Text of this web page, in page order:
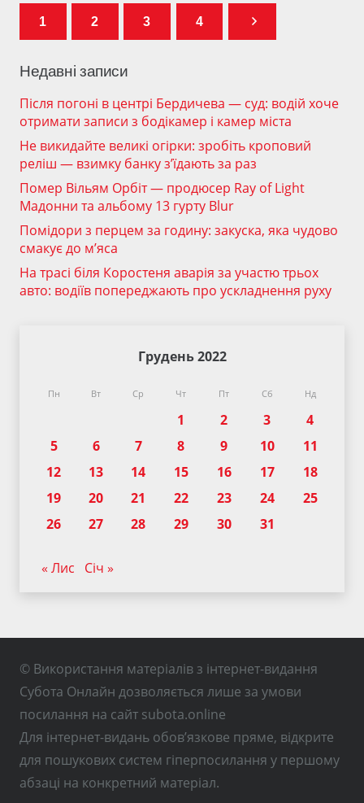
1 2 3 4
Недавні записи
Після погоні в центрі Бердичева — суд: водій хоче
отримати записи з бодікамер і камер міста
Не викидайте великі огірки: зробіть кроповий
реліш — взимку банку з’їдають за раз
Помер Вільям Орбіт — продюсер Ray of Light
Мадонни та альбому 13 гурту Blur
Помідори з перцем за годину: закуска, яка чудово
смакує до м’яса
На трасі біля Коростеня аварія за участю трьох
авто: водіїв попереджають про ускладнення руху
Грудень 2022
Пн Вт Ср Чт Пт Сб Нд
1 2 3
4
5
6 7 8 9 10
11
12
13 14 15 16 17
18
19
20 21 22 23 24
25
26
27 28 29 30 31
« Лис Січ »
© Використання матеріалів з інтернет-видання
Субота Онлайн дозволяється лише за умови
посилання на сайт subota.online
Для інтернет-видань обов’язкове пряме, відкрите
для пошукових систем гіперпосилання у першому
абзаці на конкретний матеріал.